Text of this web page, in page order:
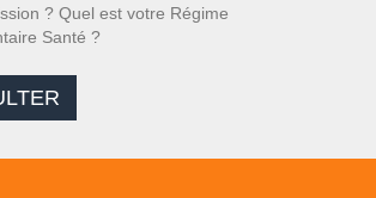
? Quel est votre Régime
Santé ?